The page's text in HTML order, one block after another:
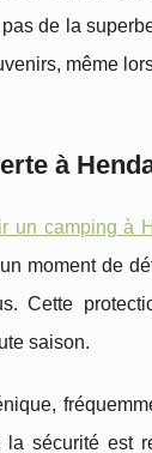
de la
même
à
un camping à
moment de
Cette
saison.
sécurité est